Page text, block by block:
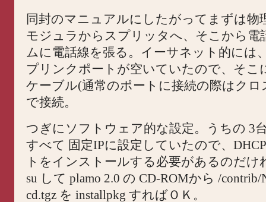
同封のマニュアルにしたがってまずは物
モジュラからスプリッタへ、そこから電
ムに電話線を張る。イーサネット的には
プリンクポートが空いていたので、そこ
ケーブル(通常のポートに接続の際はクロ
で接続。
つぎにソフトウェア的な設定。うちの 3
すべて 固定IPに設定していたので、
トをインストールする必要があるのだけ
su して plamo 2.0 の CD-ROMから /contrib/
cd.tgz を installpkg すればＯＫ。